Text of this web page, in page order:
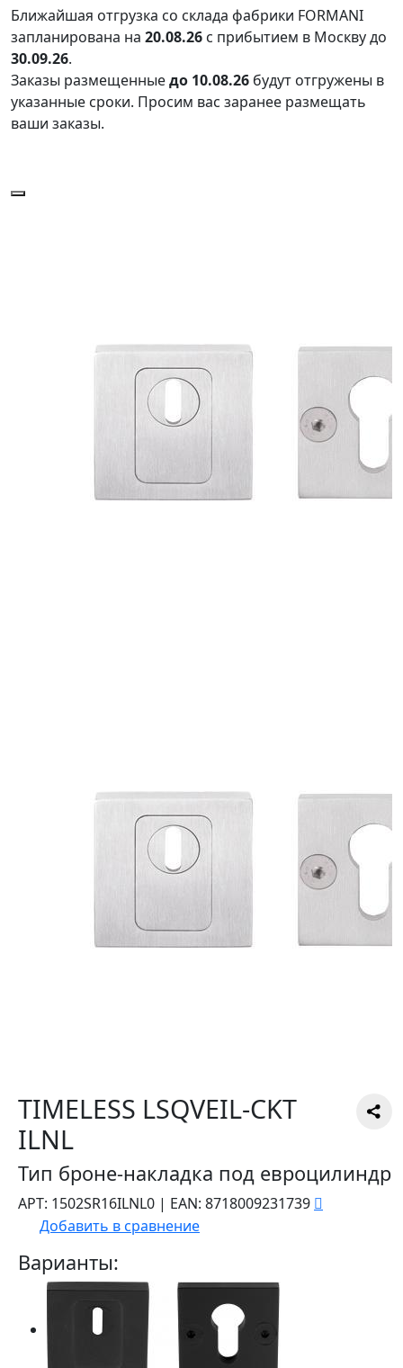
Ближайшая отгрузка со склада фабрики FORMANI
запланирована на 20.08.26 с прибытием в Москву до
30.09.26.
Заказы размещенныедо 10.08.26 будут отгружены в
указанные сроки. Просим вас заранее размещать
ваши заказы.
TIMELESS LSQVEIL-CKT
ILNL
Тип броне-накладка под евроцилиндр
АРТ: 1502SR16ILNL0 | EAN: 8718009231739
Добавить в сравнение
Варианты: